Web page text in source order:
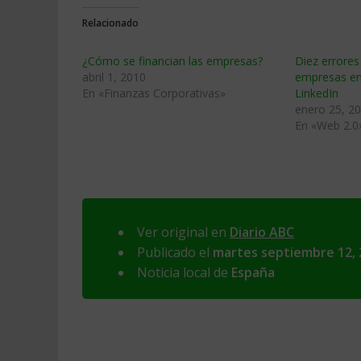
Relacionado
¿Cómo se financian las empresas?
abril 1, 2010
En «Finanzas Corporativas»
Diez errores
empresas
LinkedIn
enero 25,
En «Web
Ver original en Diario ABC
Publicado el martes septiembre 12,
Noticia local de España